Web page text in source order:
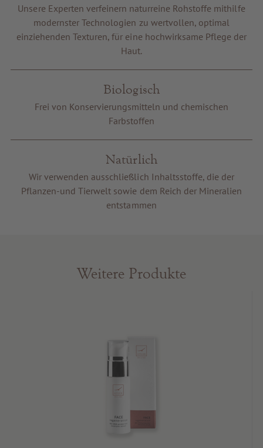
Gutscheine
Service & Info
Unsere Experten verfeinern naturreine Rohstoffe mithilfe
modernster Technologien zu wertvollen, optimal
einziehenden Texturen, für eine hochwirksame Pflege der
Haut.
Biologisch
Frei von Konservierungsmitteln und chemischen
Farbstoffen
Natürlich
Wir verwenden ausschließlich Inhaltsstoffe, die der
Pflanzen-und Tierwelt sowie dem Reich der Mineralien
entstammen
Weitere Produkte